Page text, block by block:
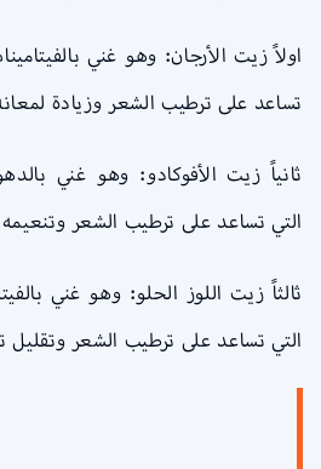
اولاً زيت الأرجان: وهو غني
تساعد على ترطيب الشعر وزيادة
ثانياً زيت الأفوكادو: وهو غني
التي تساعد على ترطيب الشعر
ثالثاً زيت اللوز الحلو: وهو غني
التي تساعد على ترطيب الشعر وتقليل